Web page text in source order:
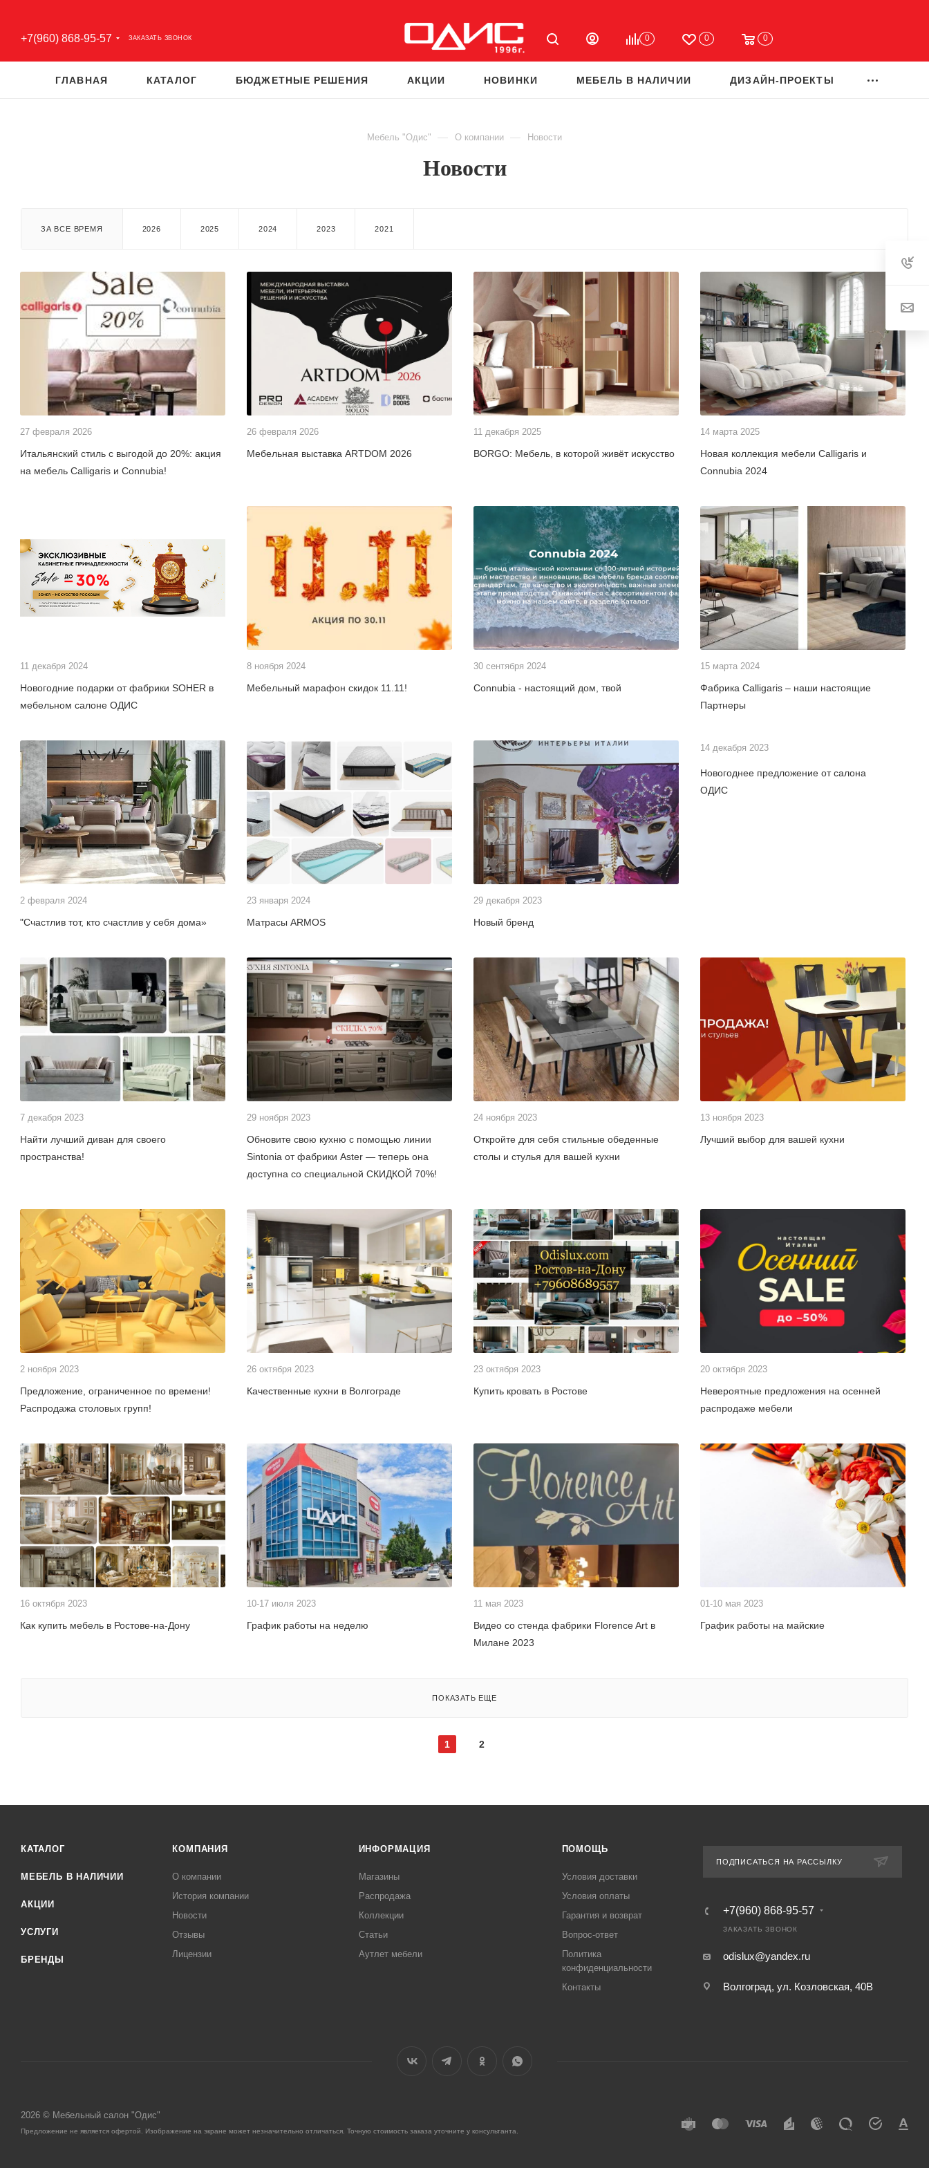
+7(960) 868-95-57 ЗАКАЗАТЬ ЗВОНОК 0 0 0
ГЛАВНАЯ КАТАЛОГ БЮДЖЕТНЫЕ РЕШЕНИЯ АКЦИИ НОВИНКИ МЕБЕЛЬ В НАЛИЧИИ ДИЗАЙН-ПРОЕКТЫ
Мебель "Одис" — О компании — Новости
Новости
ЗА ВСЕ ВРЕМЯ 2026 2025 2024 2023 2021
27 февраля 2026
Итальянский стиль с выгодой до 20%: акция
на мебель Calligaris и Connubia!
26 февраля 2026
Мебельная выставка ARTDOM 2026
11 декабря 2025
BORGO: Мебель, в которой живёт искусство
14 марта 2025
Новая коллекция мебели Calligaris и
Connubia 2024
11 декабря 2024
Новогодние подарки от фабрики SOHER в
мебельном салоне ОДИС
8 ноября 2024
Мебельный марафон скидок 11.11!
30 сентября 2024
Connubia - настоящий дом, твой
15 марта 2024
Фабрика Calligaris – наши настоящие
Партнеры
2 февраля 2024
"Счастлив тот, кто счастлив у себя дома»
23 января 2024
Матрасы ARMOS
29 декабря 2023
Новый бренд
14 декабря 2023
Новогоднее предложение от салона
ОДИС
7 декабря 2023
Найти лучший диван для своего
пространства!
29 ноября 2023
Обновите свою кухню с помощью линии
Sintonia от фабрики Aster — теперь она
доступна со специальной СКИДКОЙ 70%!
24 ноября 2023
Откройте для себя стильные обеденные
столы и стулья для вашей кухни
13 ноября 2023
Лучший выбор для вашей кухни
2 ноября 2023
Предложение, ограниченное по времени!
Распродажа столовых групп!
26 октября 2023
Качественные кухни в Волгограде
23 октября 2023
Купить кровать в Ростове
20 октября 2023
Невероятные предложения на осенней
распродаже мебели
16 октября 2023
Как купить мебель в Ростове-на-Дону
10-17 июля 2023
График работы на неделю
11 мая 2023
Видео со стенда фабрики Florence Art в
Милане 2023
01-10 мая 2023
График работы на майские
ПОКАЗАТЬ ЕЩЕ
1 2
КАТАЛОГ
МЕБЕЛЬ В НАЛИЧИИ
АКЦИИ
УСЛУГИ
БРЕНДЫ
КОМПАНИЯ
О компании
История компании
Новости
Отзывы
Лицензии
ИНФОРМАЦИЯ
Магазины
Распродажа
Коллекции
Статьи
Аутлет мебели
ПОМОЩЬ
Условия доставки
Условия оплаты
Гарантия и возврат
Вопрос-ответ
Политика
конфиденциальности
Контакты
ПОДПИСАТЬСЯ НА РАССЫЛКУ
+7(960) 868-95-57
ЗАКАЗАТЬ ЗВОНОК
odislux@yandex.ru
Волгоград, ул. Козловская, 40В
2026 © Мебельный салон "Одис"
Предложение не является офертой. Изображение на экране может незначительно отличаться. Точную стоимость заказа уточните у консультанта.